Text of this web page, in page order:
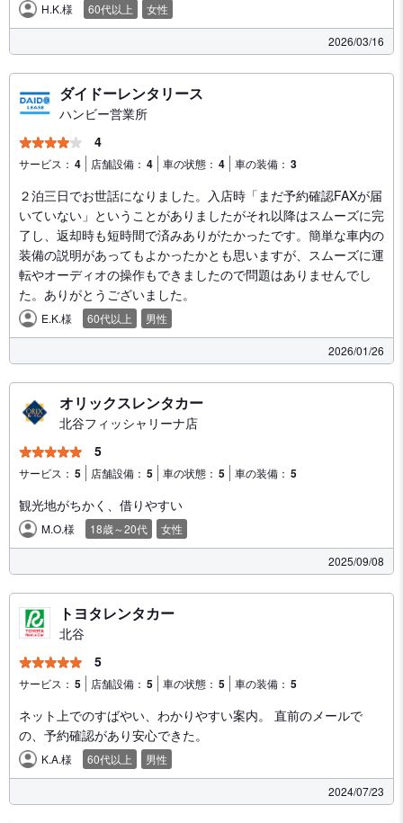
H.K.様 60代以上 女性
2026/03/16
ダイドーレンタリース
ハンビー営業所
4
サービス： 4 店舗設備： 4 車の状態： 4 車の装備： 3
２泊三日でお世話になりました。入店時「まだ予約確認FAXが届
いていない」ということがありましたがそれ以降はスムーズに完
了し、返却時も短時間で済みありがたかったです。簡単な車内の
装備の説明があってもよかったかとも思いますが、スムーズに運
転やオーディオの操作もできましたので問題はありませんでし
た。ありがとうございました。
E.K.様 60代以上 男性
2026/01/26
オリックスレンタカー
北谷フィッシャリーナ店
5
サービス： 5 店舗設備： 5 車の状態： 5 車の装備： 5
観光地がちかく、借りやすい
M.O.様 18歳～20代 女性
2025/09/08
トヨタレンタカー
北谷
5
サービス： 5 店舗設備： 5 車の状態： 5 車の装備： 5
ネット上でのすばやい、わかりやすい案内。 直前のメールで
の、予約確認があり安心できた。
K.A.様 60代以上 男性
2024/07/23